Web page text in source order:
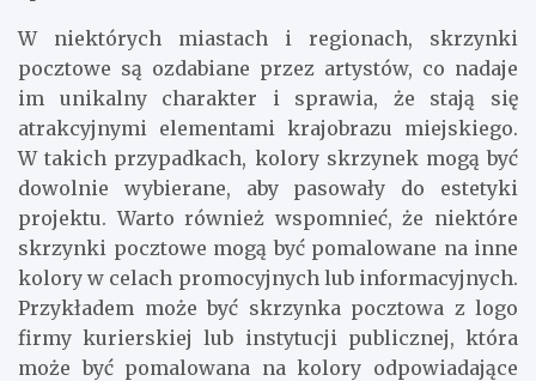
W niektórych miastach i regionach, skrzynki
pocztowe są ozdabiane przez artystów, co nadaje
im unikalny charakter i sprawia, że stają się
atrakcyjnymi elementami krajobrazu miejskiego.
W takich przypadkach, kolory skrzynek mogą być
dowolnie wybierane, aby pasowały do estetyki
projektu. Warto również wspomnieć, że niektóre
skrzynki pocztowe mogą być pomalowane na inne
kolory w celach promocyjnych lub informacyjnych.
Przykładem może być skrzynka pocztowa z logo
firmy kurierskiej lub instytucji publicznej, która
może być pomalowana na kolory odpowiadające